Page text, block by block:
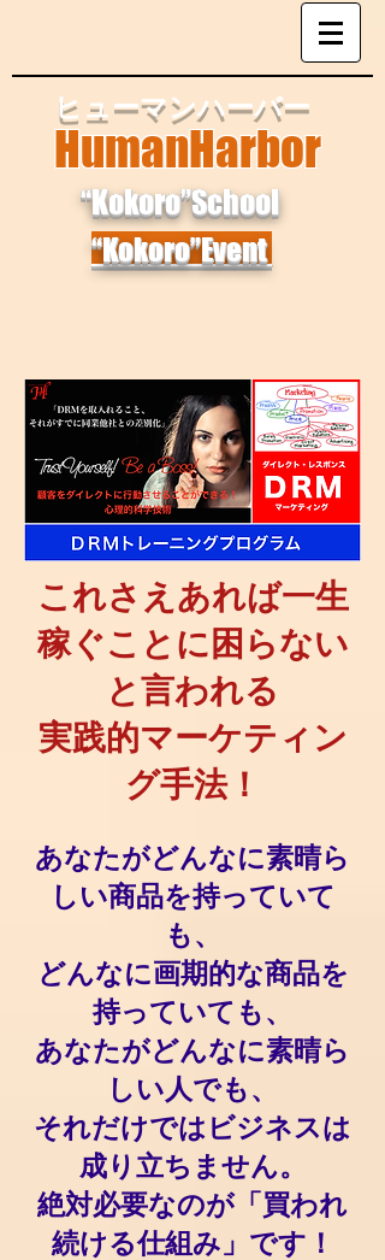
​HumanHarbor
​ヒューマンハーバー
“Kokoro”School
“Kokoro”Event
これさえあれば一生
稼ぐことに困らない
と言われる
実践的マーケティン
グ手法！
あなたがどんなに素晴ら
しい商品を持っていて
も、
どんなに画期的な商品を
持っていても、
あなたがどんなに素晴ら
しい人でも、
それだけではビジネスは
成り立ちません。
絶対必要なのが「買われ
続ける仕組み」です！